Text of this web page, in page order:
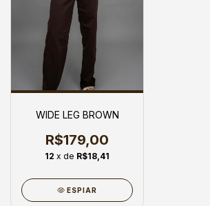
WIDE LEG BROWN
R$179,00
12 x de R$18,41
ESPIAR